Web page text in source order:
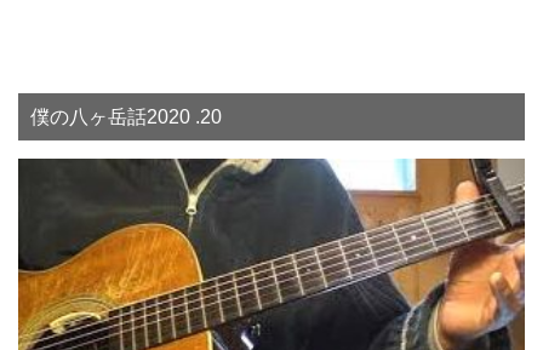
僕の八ヶ岳話2020 .20